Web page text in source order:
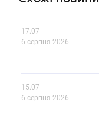
17.07
6 серпня 2026
15.07
6 серпня 2026